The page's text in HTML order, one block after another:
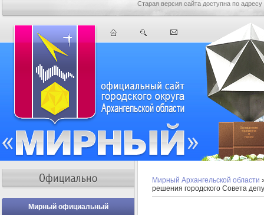
Старая версия сайта доступна по адресу
Мирный официальный
Мирный Архангельской области
решения городского Совета